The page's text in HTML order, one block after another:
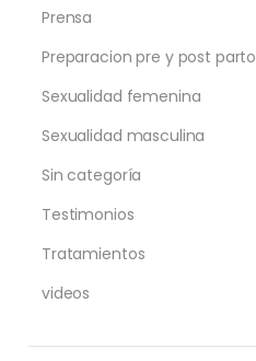
Prensa
Preparacion pre y post parto
Sexualidad femenina
Sexualidad masculina
Sin categoría
Testimonios
Tratamientos
videos